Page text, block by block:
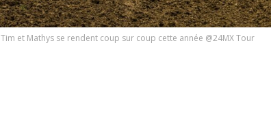
Tim et Mathys se rendent coup sur coup cette année @24MX Tour